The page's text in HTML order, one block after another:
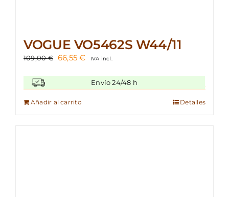
VOGUE VO5462S W44/11
109,00€ El
era:
109,00 €.
66,55€El
actual
es:
IVA incl.
Envío 24/48 h
Añadir al carrito Detalles